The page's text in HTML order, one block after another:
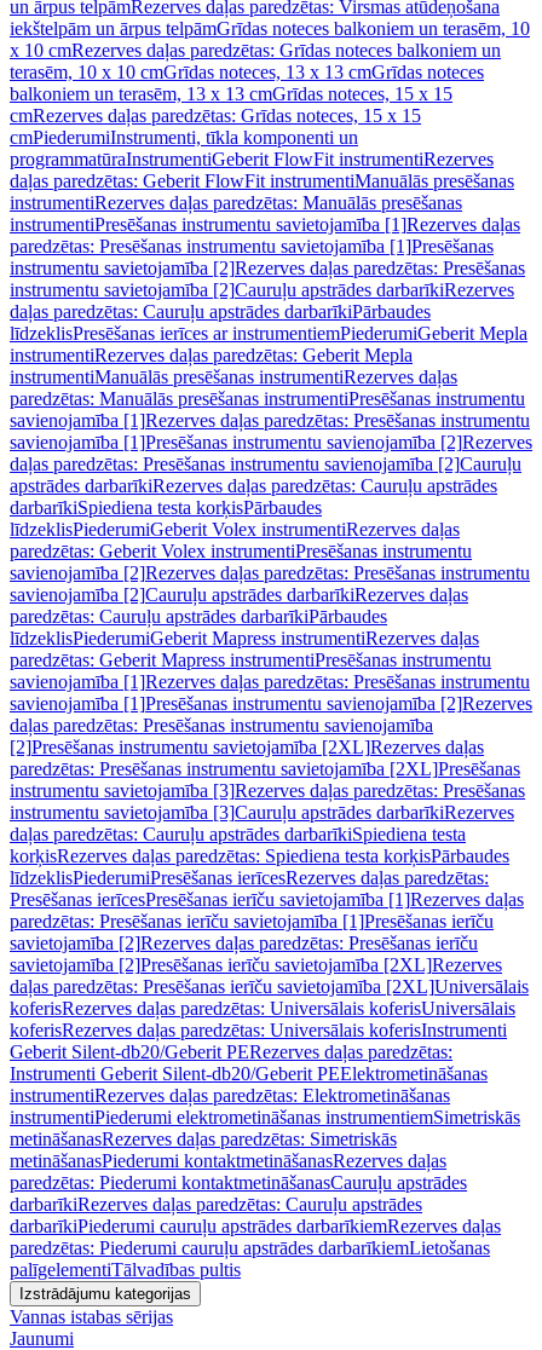
un ārpus telpāmRezerves daļas paredzētas: Virsmas atūdeņošana
iekštelpām un ārpus telpāmGrīdas noteces balkoniem un terasēm, 10
x 10 cmRezerves daļas paredzētas: Grīdas noteces balkoniem un
terasēm, 10 x 10 cmGrīdas noteces, 13 x 13 cmGrīdas noteces
balkoniem un terasēm, 13 x 13 cmGrīdas noteces, 15 x 15
cmRezerves daļas paredzētas: Grīdas noteces, 15 x 15
cmPiederumiInstrumenti, tīkla komponenti un
programmatūraInstrumentiGeberit FlowFit instrumentiRezerves
daļas paredzētas: Geberit FlowFit instrumentiManuālās presēšanas
instrumentiRezerves daļas paredzētas: Manuālās presēšanas
instrumentiPresēšanas instrumentu savietojamība [1]Rezerves daļas
paredzētas: Presēšanas instrumentu savietojamība [1]Presēšanas
instrumentu savietojamība [2]Rezerves daļas paredzētas: Presēšanas
instrumentu savietojamība [2]Cauruļu apstrādes darbarīkiRezerves
daļas paredzētas: Cauruļu apstrādes darbarīkiPārbaudes
līdzeklisPresēšanas ierīces ar instrumentiemPiederumiGeberit Mepla
instrumentiRezerves daļas paredzētas: Geberit Mepla
instrumentiManuālās presēšanas instrumentiRezerves daļas
paredzētas: Manuālās presēšanas instrumentiPresēšanas instrumentu
savienojamība [1]Rezerves daļas paredzētas: Presēšanas instrumentu
savienojamība [1]Presēšanas instrumentu savienojamība [2]Rezerves
daļas paredzētas: Presēšanas instrumentu savienojamība [2]Cauruļu
apstrādes darbarīkiRezerves daļas paredzētas: Cauruļu apstrādes
darbarīkiSpiediena testa korķisPārbaudes
līdzeklisPiederumiGeberit Volex instrumentiRezerves daļas
paredzētas: Geberit Volex instrumentiPresēšanas instrumentu
savienojamība [2]Rezerves daļas paredzētas: Presēšanas instrumentu
savienojamība [2]Cauruļu apstrādes darbarīkiRezerves daļas
paredzētas: Cauruļu apstrādes darbarīkiPārbaudes
līdzeklisPiederumiGeberit Mapress instrumentiRezerves daļas
paredzētas: Geberit Mapress instrumentiPresēšanas instrumentu
savienojamība [1]Rezerves daļas paredzētas: Presēšanas instrumentu
savienojamība [1]Presēšanas instrumentu savienojamība [2]Rezerves
daļas paredzētas: Presēšanas instrumentu savienojamība
[2]Presēšanas instrumentu savietojamība [2XL]Rezerves daļas
paredzētas: Presēšanas instrumentu savietojamība [2XL]Presēšanas
instrumentu savietojamība [3]Rezerves daļas paredzētas: Presēšanas
instrumentu savietojamība [3]Cauruļu apstrādes darbarīkiRezerves
daļas paredzētas: Cauruļu apstrādes darbarīkiSpiediena testa
korķisRezerves daļas paredzētas: Spiediena testa korķisPārbaudes
līdzeklisPiederumiPresēšanas ierīcesRezerves daļas paredzētas:
Presēšanas ierīcesPresēšanas ierīču savietojamība [1]Rezerves daļas
paredzētas: Presēšanas ierīču savietojamība [1]Presēšanas ierīču
savietojamība [2]Rezerves daļas paredzētas: Presēšanas ierīču
savietojamība [2]Presēšanas ierīču savietojamība [2XL]Rezerves
daļas paredzētas: Presēšanas ierīču savietojamība [2XL]Universālais
koferisRezerves daļas paredzētas: Universālais koferisUniversālais
koferisRezerves daļas paredzētas: Universālais koferisInstrumenti
Geberit Silent-db20/Geberit PERezerves daļas paredzētas:
Instrumenti Geberit Silent-db20/Geberit PEElektrometināšanas
instrumentiRezerves daļas paredzētas: Elektrometināšanas
instrumentiPiederumi elektrometināšanas instrumentiemSimetriskās
metināšanasRezerves daļas paredzētas: Simetriskās
metināšanasPiederumi kontaktmetināšanasRezerves daļas
paredzētas: Piederumi kontaktmetināšanasCauruļu apstrādes
darbarīkiRezerves daļas paredzētas: Cauruļu apstrādes
darbarīkiPiederumi cauruļu apstrādes darbarīkiemRezerves daļas
paredzētas: Piederumi cauruļu apstrādes darbarīkiemLietošanas
palīgelementiTālvadības pultis
Izstrādājumu kategorijas
Vannas istabas sērijas
Jaunumi